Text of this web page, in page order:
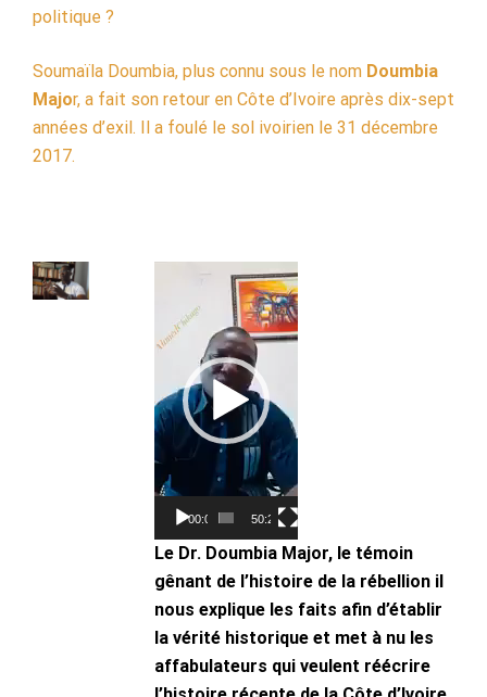
politique ?
Soumaïla Doumbia, plus connu sous le nom Doumbia
Major, a fait son retour en Côte d’Ivoire après dix-sept
années d’exil. Il a foulé le sol ivoirien le 31 décembre
2017.
00:00 50:21
Le Dr. Doumbia Major, le témoin
gênant de l’histoire de la rébellion il
nous explique les faits afin d’établir
la vérité historique et met à nu les
affabulateurs qui veulent réécrire